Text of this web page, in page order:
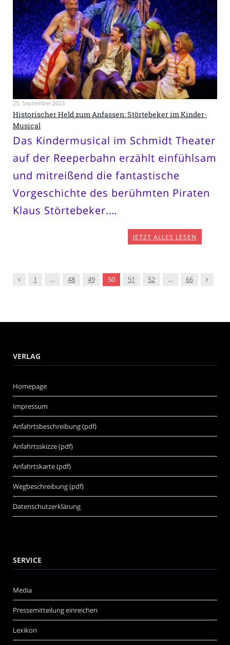
25. September 2023
Historischer Held zum Anfassen: Störtebeker im Kinder-
Musical
Das Kindermusical im Schmidt Theater
auf der Reeperbahn erzählt einfühlsam
und mitreißend die fantastische
Vorgeschichte des berühmten Piraten
Klaus Störtebeker.…
JETZT ALLES LESEN
Vorgänger
1 … 48 49 50 51 52 … 66
VERLAG
Homepage
Impressum
Anfahrtsbeschreibung (pdf)
Anfahrtsskizze (pdf)
Anfahrtskarte (pdf)
Wegbeschreibung (pdf)
Datenschutzerklärung
SERVICE
Media
Pressemitteilung einreichen
Lexikon